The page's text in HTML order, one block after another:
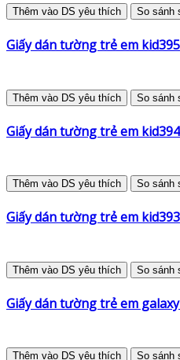
Thêm vào DS yêu thích So sánh
Giấy dán tường trẻ em kid395
Thêm vào DS yêu thích So sánh
Giấy dán tường trẻ em kid394
Thêm vào DS yêu thích So sánh
Giấy dán tường trẻ em kid393
Thêm vào DS yêu thích So sánh
Giấy dán tường trẻ em
Thêm vào DS yêu thích So sánh